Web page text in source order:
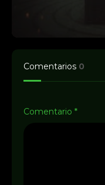
Comentarios 0
Comentario *